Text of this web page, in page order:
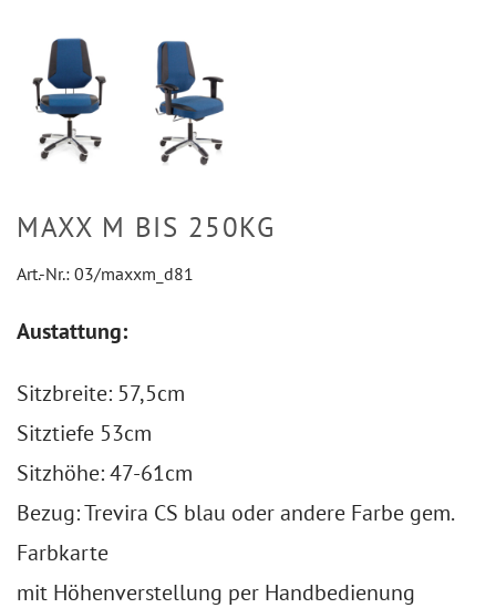
MAXX M BIS 250KG
Art.-Nr.: 03/maxxm_d81
Austattung:
Sitzbreite: 57,5cm
Sitztiefe 53cm
Sitzhöhe: 47-61cm
Bezug: Trevira CS blau oder andere Farbe gem.
Farbkarte
mit Höhenverstellung per Handbedienung